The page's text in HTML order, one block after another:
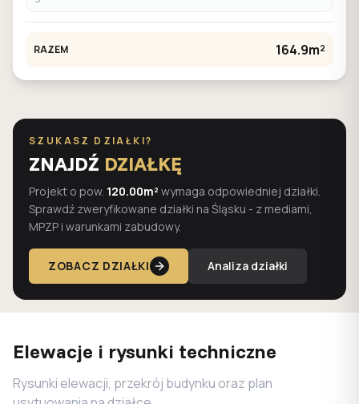
RAZEM 164.9m²
SZUKASZ DZIAŁKI?
ZNAJDŹ DZIAŁKĘ
Projekt o pow. 120.00m² wymaga odpowiedniej działki.
Sprawdź zweryfikowane działki na Śląsku - z mediami,
MPZP i warunkami zabudowy.
ZOBACZ DZIAŁKI Analiza działki
Elewacje i rysunki techniczne
Rysunki elewacji, przekrój budynku oraz plan